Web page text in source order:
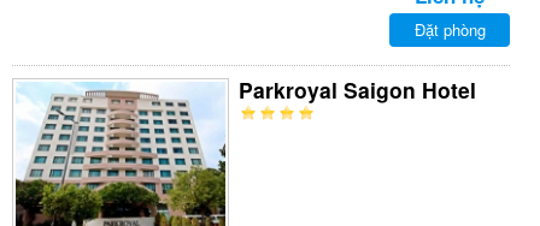
Đặt phòng
Parkroyal Saigon Hotel